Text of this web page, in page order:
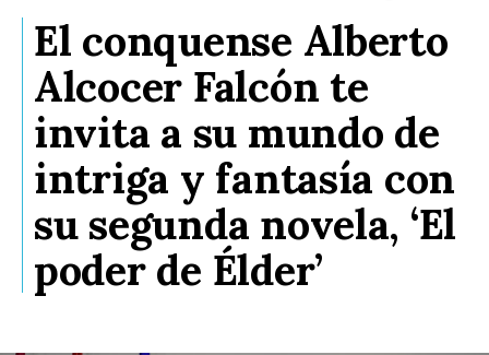
El conquense Alberto
Alcocer Falcón te
invita a su mundo de
intriga y fantasía con
su segunda novela, ‘El
poder de Élder’